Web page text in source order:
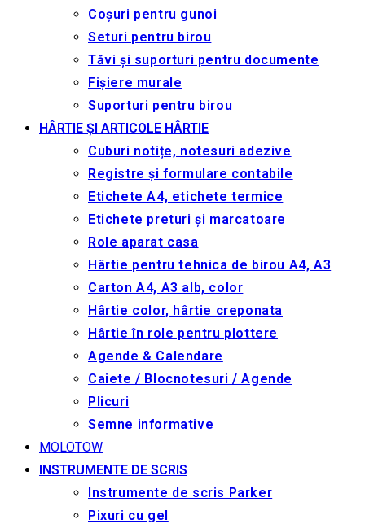
Coșuri pentru gunoi
Seturi pentru birou
Tăvi și suporturi pentru documente
Fișiere murale
Suporturi pentru birou
HÂRTIE ȘI ARTICOLE HÂRTIE
Cuburi notițe, notesuri adezive
Registre și formulare contabile
Etichete A4, etichete termice
Etichete preturi și marcatoare
Role aparat casa
Hârtie pentru tehnica de birou A4, A3
Carton A4, A3 alb, color
Hârtie color, hârtie creponata
Hârtie în role pentru plottere
Agende & Calendare
Caiete / Blocnotesuri / Agende
Plicuri
Semne informative
MOLOTOW
INSTRUMENTE DE SCRIS
Instrumente de scris Parker
Pixuri cu gel